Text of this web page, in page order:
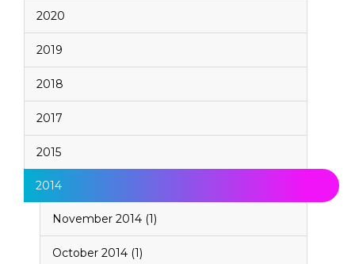
2020
2019
2018
2017
2015
2014
November 2014 (1)
October 2014 (1)